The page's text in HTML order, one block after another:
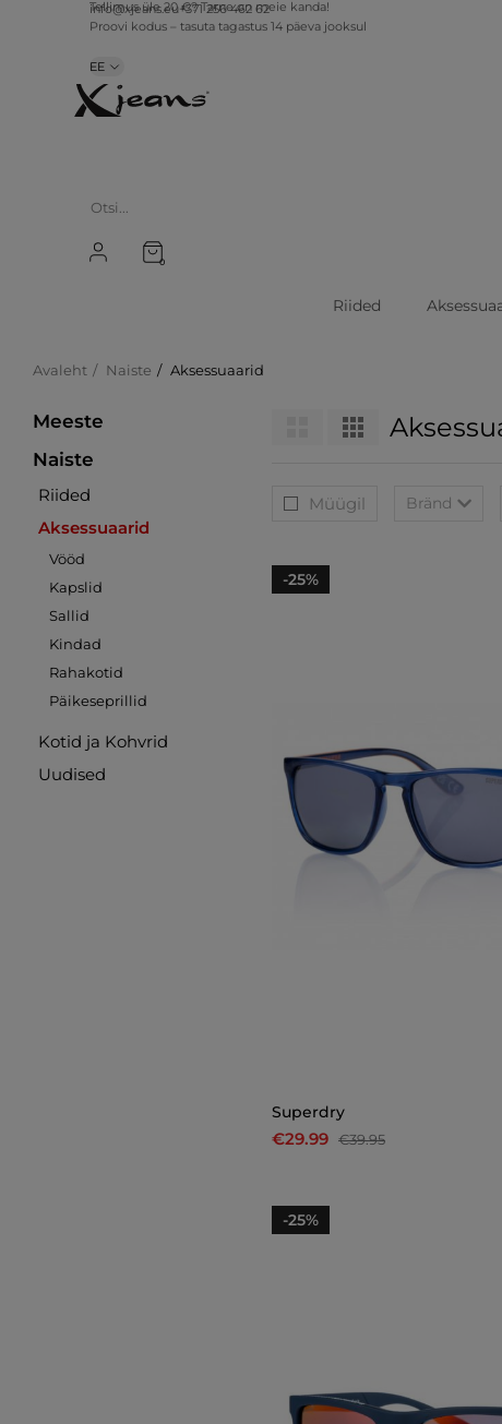
info@xjeans.eu+371 256 462 62
Tellimus üle 20 €? Tarne on meie kanda!
EE
0
Riided
Avaleht Naiste Aksessuaarid
Meeste
Naiste
Riided
Aksessuaarid
Vööd
Kapslid
Sallid
Kindad
Rahakotid
Päikeseprillid
Kotid ja Kohvrid
Uudised
Müügil Bränd
-25%
Superdry
€29.99 €39.95
-25%